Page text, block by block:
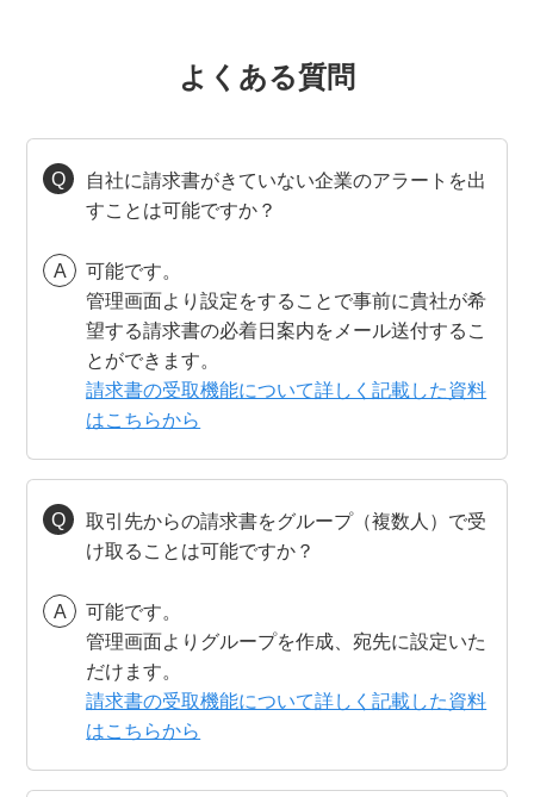
よくある質問
自社に請求書がきていない企業のアラートを出
すことは可能ですか？
可能です。
管理画面より設定をすることで事前に貴社が希
望する請求書の必着日案内をメール送付するこ
とができます。
請求書の受取機能について詳しく記載した資料
はこちらから
取引先からの請求書をグループ（複数人）で受
け取ることは可能ですか？
可能です。
管理画面よりグループを作成、宛先に設定いた
だけます。
請求書の受取機能について詳しく記載した資料
はこちらから